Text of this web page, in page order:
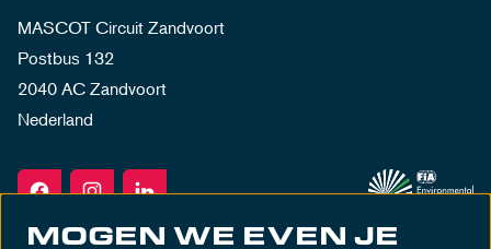
MASCOT Circuit Zandvoort
Postbus 132
2040 AC Zandvoort
Nederland
MOGEN WE EVEN JE